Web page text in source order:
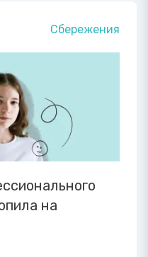
Сбережения
на